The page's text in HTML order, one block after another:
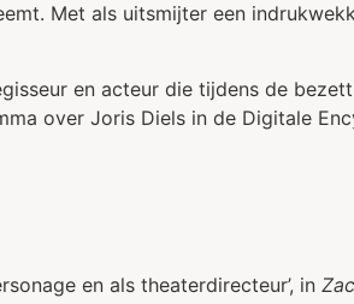
Met als uitsmijter een
en acteur die tijdens de
over Joris Diels in de Digitale
en als theaterdirecteur’, in